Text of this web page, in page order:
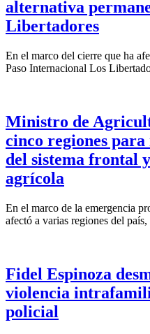
alternativa
Libertadores
En el marco del cierre que ha
Paso Internacional Los
Ministro de
cinco regiones
del sistema frontal
agrícola
En el marco de la emergencia
afectó a varias regiones del país,
Fidel Espinoza
violencia
policial